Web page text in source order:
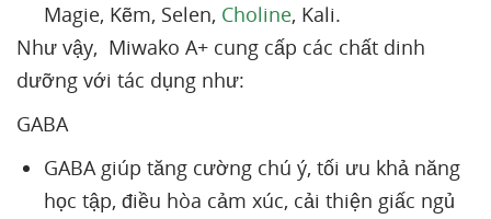
Magie, Kẽm, Selen, Choline, Kali.
Như vậy, Miwako A+ cung cấp các chất dinh
dưỡng với tác dụng như:
GABA
GABA giúp tăng cường chú ý, tối ưu khả năng
học tập, điều hòa cảm xúc, cải thiện giấc ngủ